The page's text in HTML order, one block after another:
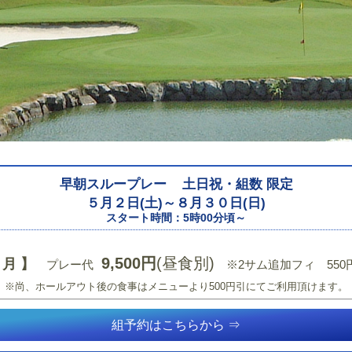
早朝スループレー
土日祝・組数 限定
５月２日(土)～８月３０日(日)
スタート時間：5時00分頃～
】 プレー代 9,500円(昼食別) ※2サム追加フィ 550
※尚、ホールアウト後の食事はメニューより500円引にてご利用頂けます。
組予約はこちらから ⇒